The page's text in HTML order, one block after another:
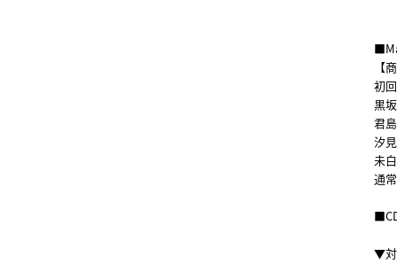
【
初
黒
君
汐
未
通
▼対